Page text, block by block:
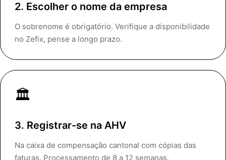
2. Escolher o nome da empresa
O sobrenome é obrigatório. Verifique a disponibilidade
no Zefix, pense a longo prazo.
🏛️
3. Registrar-se na AHV
Na caixa de compensação cantonal com cópias das
faturas. Processamento de 8 a 12 semanas.